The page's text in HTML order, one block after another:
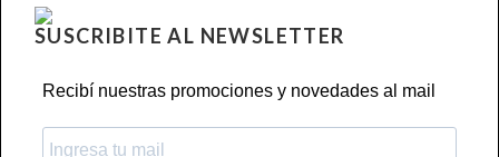
SUSCRIBITE AL NEWSLETTER
Recibí nuestras promociones y novedades al mail